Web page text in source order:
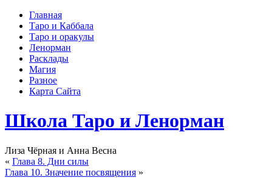
Главная
Таро и Каббала
Таро и оракулы
Ленорман
Расклады
Магия
Разное
Карта Сайта
Школа Таро и Ленорман
Лиза Чёрная и Анна Весна
« Глава 8. Дни силы
Глава 10. Значение посвящения »